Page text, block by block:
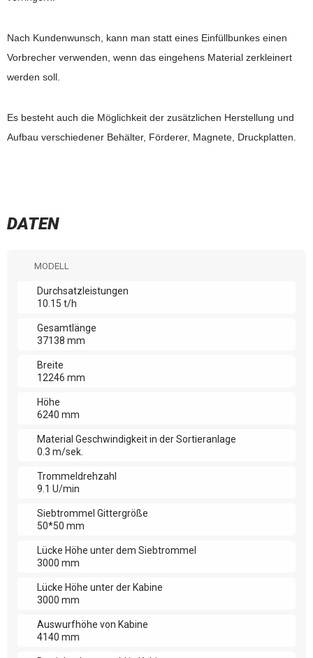
Nach Kundenwunsch, kann man statt eines Einfüllbunkes einen
Vorbrecher verwenden, wenn das eingehens Material zerkleinert
werden soll.
Es besteht auch die Möglichkeit der zusätzlichen Herstellung und
Aufbau verschiedener Behälter, Förderer, Magnete, Druckplatten.
DATEN
MODELL
Durchsatzleistungen
10.15 t/h
Gesamtlänge
37138 mm
Breite
12246 mm
Höhe
6240 mm
Material Geschwindigkeit in der Sortieranlage
0.3 m/sek.
Trommeldrehzahl
9.1 U/min
Siebtrommel Gittergröße
50*50 mm
Lücke Höhe unter dem Siebtrommel
3000 mm
Lücke Höhe unter der Kabine
3000 mm
Auswurfhöhe von Kabine
4140 mm